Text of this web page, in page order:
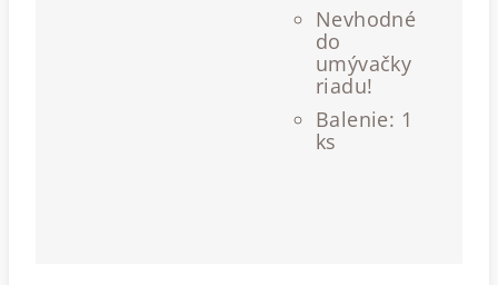
Nevhodné
do
umývačky
riadu!
Balenie: 1
ks